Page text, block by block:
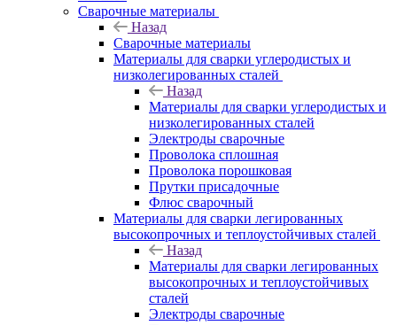
Сварочные материалы
Назад
Сварочные материалы
Материалы для сварки углеродистых и
низколегированных сталей
Назад
Материалы для сварки углеродистых и
низколегированных сталей
Электроды сварочные
Проволока сплошная
Проволока порошковая
Прутки присадочные
Флюс сварочный
Материалы для сварки легированных
высокопрочных и теплоустойчивых сталей
Назад
Материалы для сварки легированных
высокопрочных и теплоустойчивых
сталей
Электроды сварочные